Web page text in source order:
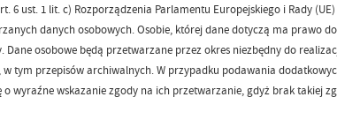
ust. 1 lit. c) Rozporządzenia Parlamentu Europejskiego i Rady (UE)
danych osobowych. Osobie, której dane dotyczą ma prawo
osobowe będą przetwarzane przez okres niezbędny do
tym przepisów archiwalnych. W przypadku podawania
o wyraźne wskazanie zgody na ich przetwarzanie, gdyż brak takiej